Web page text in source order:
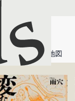
変な地図